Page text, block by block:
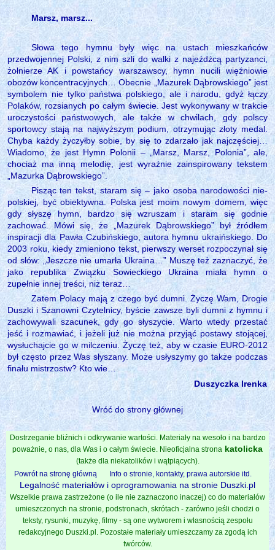
Marsz, marsz...
Słowa tego hymnu były więc na ustach mieszkańców
przedwojennej Polski, z nim szli do walki z najeźdźcą partyzanci,
żołnierze AK i powstańcy warszawscy, hymn nucili więźniowie
obozów koncentracyjnych… Obecnie „Mazurek Dąbrowskiego” jest
symbolem nie tylko państwa polskiego, ale i narodu, gdyż łączy
Polaków, rozsianych po całym świecie. Jest wykonywany w trakcie
uroczystości państwowych, ale także w chwilach, gdy polscy
sportowcy stają na najwyższym podium, otrzymując złoty medal.
Chyba każdy życzyłby sobie, by się to zdarzało jak najczęściej…
Wiadomo, że jest Hymn Polonii – „Marsz, Marsz, Polonia”, ale,
chociaż ma inną melodię, jest wyraźnie zainspirowany tekstem
„Mazurka Dąbrowskiego”.
Pisząc ten tekst, staram się – jako osoba narodowości nie-
polskiej, być obiektywna. Polska jest moim nowym domem, więc
gdy słyszę hymn, bardzo się wzruszam i staram się godnie
zachować. Mówi się, że „Mazurek Dąbrowskiego” był źródłem
inspiracji dla Pawła Czubińskiego, autora hymnu ukraińskiego. Do
2003 roku, kiedy zmieniono tekst, pierwszy werset rozpoczynał się
od słów: „Jeszcze nie umarła Ukraina…” Muszę też zaznaczyć, że
jako republika Związku Sowieckiego Ukraina miała hymn o
zupełnie innej treści, niż teraz…
Zatem Polacy mają z czego być dumni. Życzę Wam, Drogie
Duszki i Szanowni Czytelnicy, byście zawsze byli dumni z hymnu i
zachowywali szacunek, gdy go słyszycie. Warto wtedy przestać
jeść i rozmawiać, i jeżeli już nie można przyjąć postawy stojącej,
wysłuchajcie go w milczeniu. Życzę też, aby w czasie EURO-2012
był często przez Was słyszany. Może usłyszymy go także podczas
finału mistrzostw? Kto wie…
Duszyczka Irenka
Wróć do strony głównej
Dostrzeganie bliźnich i odkrywanie wartości. Materiały na wesoło i na bardzo
poważnie, o nas, dla Was i o całym świecie. Nieoficjalna strona katolicka
(także dla niekatolików i wątpiących).
Powrót na stronę główną
Info o stronie, kontakty, prawa autorskie itd.
Legalność materiałów i oprogramowania na stronie Duszki.pl
Wszelkie prawa zastrzeżone (o ile nie zaznaczono inaczej) co do materiałów
umieszczonych na stronie, podstronach, skrótach - zarówno jeśli chodzi o
teksty, rysunki, muzykę, filmy - są one wytworem i własnością zespołu
redakcyjnego Duszki.pl. Pozostałe materiały umieszczamy za zgodą ich
twórców.